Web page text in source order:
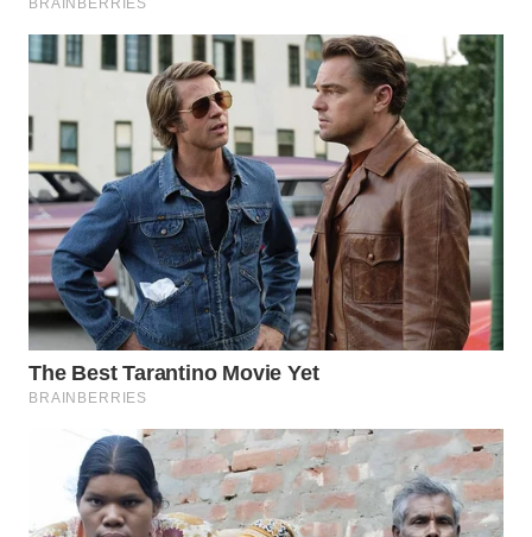
BINTAN
WN
WN
LIKUPANG
WN
LABUANBAJO
WN
BORNEO
WAHANA